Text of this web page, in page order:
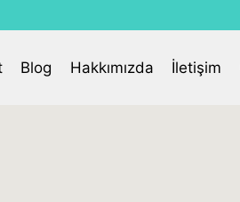
Blog Hakkımızda İletişim